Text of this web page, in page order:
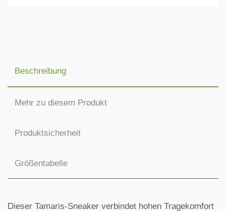
Beschreibung
Mehr zu diesem Produkt
Produktsicherheit
Größentabelle
Dieser Tamaris-Sneaker verbindet hohen Tragekomfort